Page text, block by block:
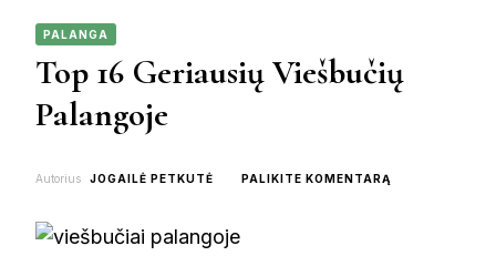
PALANGA
Top 16 Geriausių Viešbučių
Palangoje
Autorius JOGAILĖ PETKUTĖ PALIKITE KOMENTARĄ